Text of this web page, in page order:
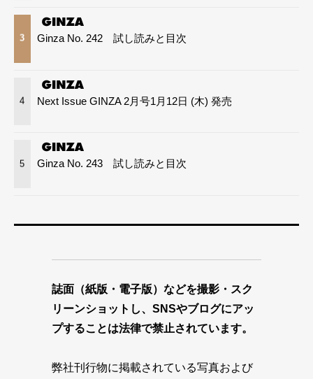
3 Ginza No. 242 試し読みと目次
4 Next Issue GINZA 2月号1月12日 (木) 発売
5 Ginza No. 243 試し読みと目次
誌面（紙版・電子版）などを撮影・スク
リーンショットし、SNSやブログにアッ
プすることは法律で禁止されています。
弊社刊行物に掲載されている写真および